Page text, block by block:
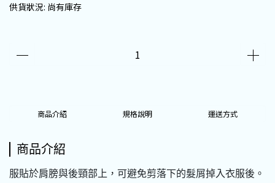
供貨狀況: 尚有庫存
商品介紹 規格說明 運送方式
商品介紹
服貼於肩膀與後頸部上，可避免剪落下的髮屑掉入衣服後。